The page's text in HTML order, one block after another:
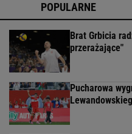
POPULARNE
Brat Grbicia
przerażające"
Pucharowa